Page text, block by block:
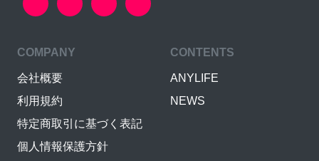
COMPANY
会社概要
利用規約
特定商取引に基づく表記
個人情報保護方針
CONTENTS
ANYLIFE
NEWS